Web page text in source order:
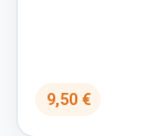
9,50 €